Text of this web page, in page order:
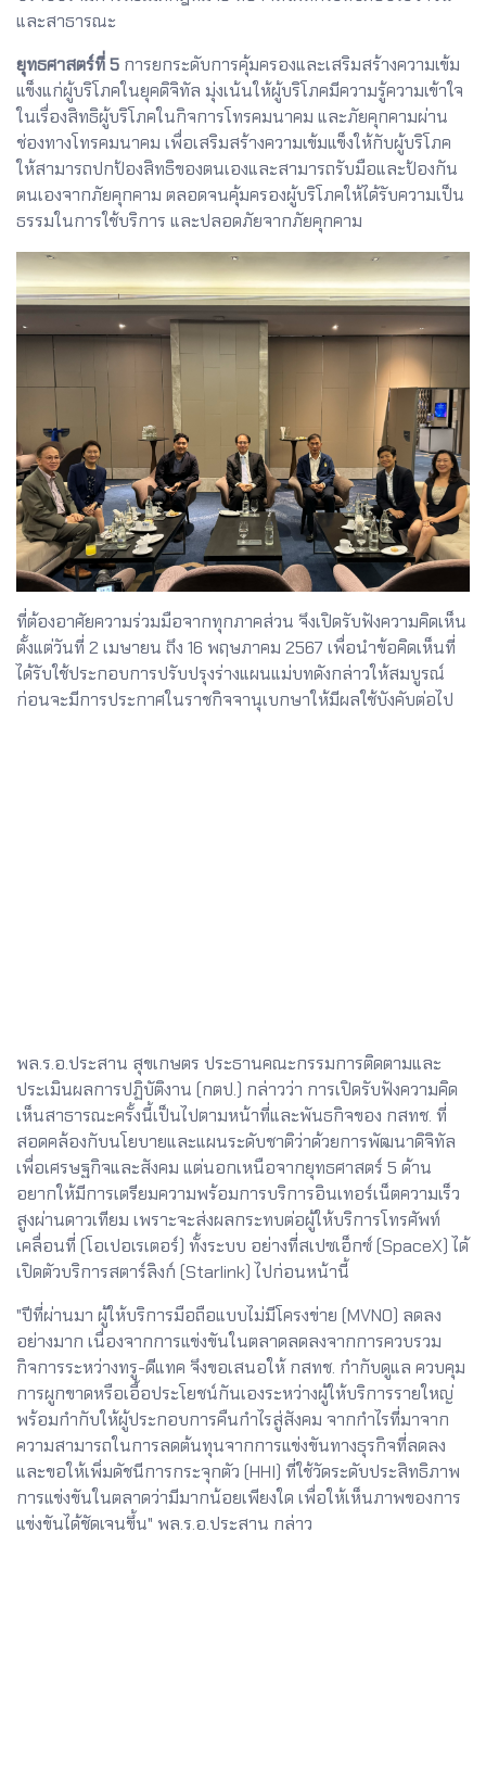
และสาธารณะ
ยุทธศาสตร์ที่ 5 การยกระดับการคุ้มครองและเสริมสร้างความเข้ม
แข็งแก่ผู้บริโภคในยุคดิจิทัล มุ่งเน้นให้ผู้บริโภคมีความรู้ความเข้าใจ
ในเรื่องสิทธิผู้บริโภคในกิจการโทรคมนาคม และภัยคุกคามผ่าน
ช่องทางโทรคมนาคม เพื่อเสริมสร้างความเข้มแข็งให้กับผู้บริโภค
ให้สามารถปกป้องสิทธิของตนเองและสามารถรับมือและป้องกัน
ตนเองจากภัยคุกคาม ตลอดจนคุ้มครองผู้บริโภคให้ได้รับความเป็น
ธรรมในการใช้บริการ และปลอดภัยจากภัยคุกคาม
ที่ต้องอาศัยความร่วมมือจากทุกภาคส่วน จึงเปิดรับฟังความคิดเห็น
ตั้งแต่วันที่ 2 เมษายน ถึง 16 พฤษภาคม 2567 เพื่อนำข้อคิดเห็นที่
ได้รับใช้ประกอบการปรับปรุงร่างแผนแม่บทดังกล่าวให้สมบูรณ์
ก่อนจะมีการประกาศในราชกิจจานุเบกษาให้มีผลใช้บังคับต่อไป
พล.ร.อ.ประสาน สุขเกษตร ประธานคณะกรรมการติดตามและ
ประเมินผลการปฏิบัติงาน (กตป.) กล่าวว่า การเปิดรับฟังความคิด
เห็นสาธารณะครั้งนี้เป็นไปตามหน้าที่และพันธกิจของ กสทช. ที่
สอดคล้องกับนโยบายและแผนระดับชาติว่าด้วยการพัฒนาดิจิทัล
เพื่อเศรษฐกิจและสังคม แต่นอกเหนือจากยุทธศาสตร์ 5 ด้าน
อยากให้มีการเตรียมความพร้อมการบริการอินเทอร์เน็ตความเร็ว
สูงผ่านดาวเทียม เพราะจะส่งผลกระทบต่อผู้ให้บริการโทรศัพท์
เคลื่อนที่ (โอเปอเรเตอร์) ทั้งระบบ อย่างที่สเปซเอ็กซ์ (SpaceX) ได้
เปิดตัวบริการสตาร์ลิงก์ (Starlink) ไปก่อนหน้านี้
"ปีที่ผ่านมา ผู้ให้บริการมือถือแบบไม่มีโครงข่าย (MVNO) ลดลง
อย่างมาก เนื่องจากการแข่งขันในตลาดลดลงจากการควบรวม
กิจการระหว่างทรู-ดีแทค จึงขอเสนอให้ กสทช. กำกับดูแล ควบคุม
การผูกขาดหรือเอื้อประโยชน์กันเองระหว่างผู้ให้บริการรายใหญ่
พร้อมกำกับให้ผู้ประกอบการคืนกำไรสู่สังคม จากกำไรที่มาจาก
ความสามารถในการลดต้นทุนจากการแข่งขันทางธุรกิจที่ลดลง
และขอให้เพิ่มดัชนีการกระจุกตัว (HHI) ที่ใช้วัดระดับประสิทธิภาพ
การแข่งขันในตลาดว่ามีมากน้อยเพียงใด เพื่อให้เห็นภาพของการ
แข่งขันได้ชัดเจนขึ้น" พล.ร.อ.ประสาน กล่าว